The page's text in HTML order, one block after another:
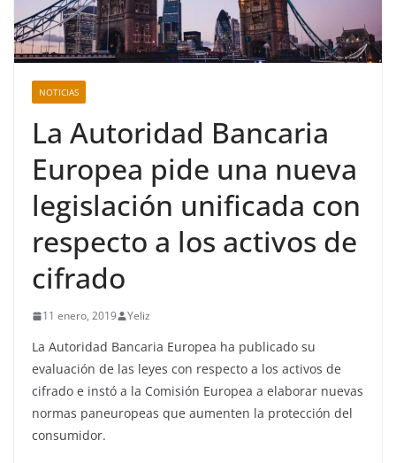
NOTICIAS
La Autoridad Bancaria
Europea pide una nueva
legislación unificada con
respecto a los activos de
cifrado
11 enero, 2019 Yeliz
La Autoridad Bancaria Europea ha publicado su
evaluación de las leyes con respecto a los activos de
cifrado e instó a la Comisión Europea a elaborar nuevas
normas paneuropeas que aumenten la protección del
consumidor.